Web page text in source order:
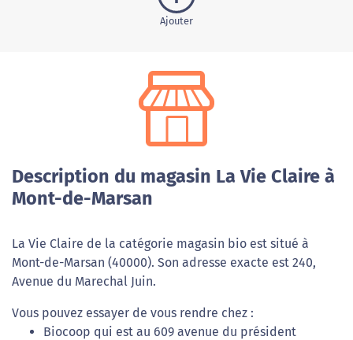
Ajouter
Description du magasin La Vie Claire à
Mont-de-Marsan
La Vie Claire de la catégorie magasin bio est situé à
Mont-de-Marsan (40000). Son adresse exacte est 240,
Avenue du Marechal Juin.
Vous pouvez essayer de vous rendre chez :
Biocoop qui est au 609 avenue du président